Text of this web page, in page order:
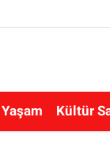
Yaşam Kültür